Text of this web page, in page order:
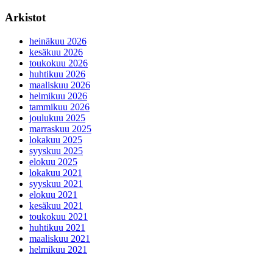
Arkistot
heinäkuu 2026
kesäkuu 2026
toukokuu 2026
huhtikuu 2026
maaliskuu 2026
helmikuu 2026
tammikuu 2026
joulukuu 2025
marraskuu 2025
lokakuu 2025
syyskuu 2025
elokuu 2025
lokakuu 2021
syyskuu 2021
elokuu 2021
kesäkuu 2021
toukokuu 2021
huhtikuu 2021
maaliskuu 2021
helmikuu 2021